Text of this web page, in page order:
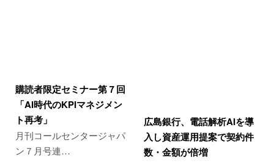
購読者限定セミナー第７回
「AI時代のKPIマネジメン
ト再考」
月刊コールセンタージャパ
ン７月号連…
広島銀行、電話解析AIを導
入し資産運用提案で契約件
数・金額が倍増